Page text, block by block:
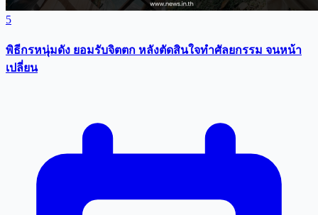
5
พิธีกรหนุ่มดัง ยอมรับจิตตก หลังตัดสินใจทำศัลยกรรม จนหน้า
เปลี่ยน